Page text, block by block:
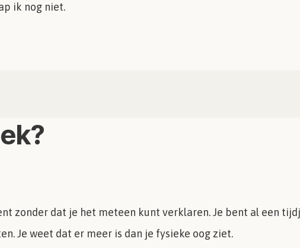
ik nog niet.
zonder dat je het meteen kunt verklaren. Je bent al een
Je weet dat er meer is dan je fysieke oog ziet.